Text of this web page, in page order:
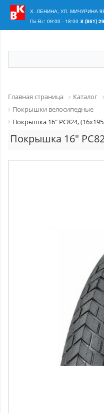
Ваш регион:
Х. ЛЕНИНА, УЛ. МИЧУРИНА
Пн-Вс: 09:00 - 18:00 8 (861)
Главная страница Каталог
Покрышки велосипедные
Покрышка 16" PC824,
Покрышка 16"